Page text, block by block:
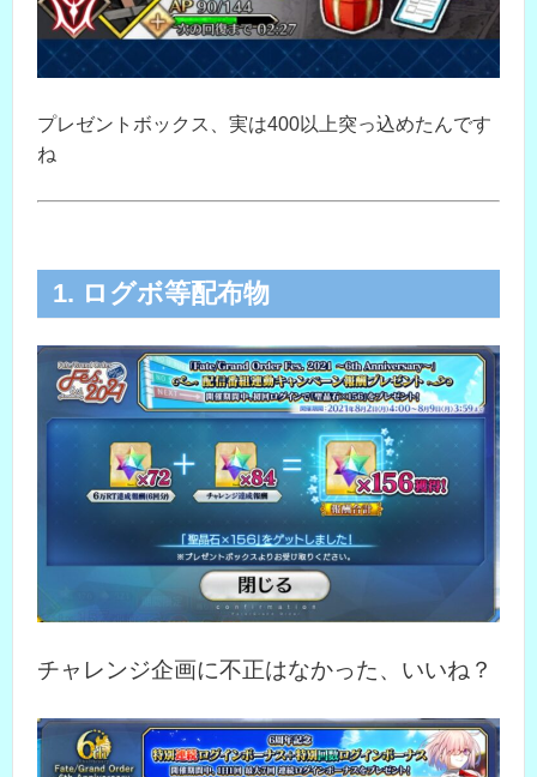
プレゼントボックス、実は400以上突っ込めたんです
ね
1. ログボ等配布物
チャレンジ企画に不正はなかった、いいね？